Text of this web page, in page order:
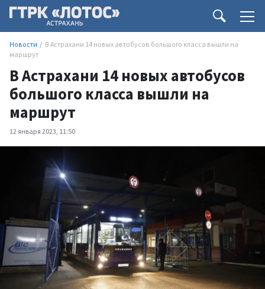
Новости
В Астрахани 14 новых автобусов большого класса вышли на
маршрут
В Астрахани 14 новых автобусов
большого класса вышли на
маршрут
12 января 2023, 11:50